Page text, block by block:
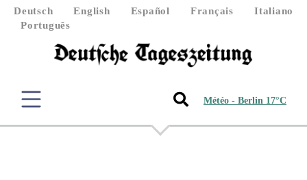
Deutsch English Español Français
Italiano
Português
Météo - Berlin 17°C